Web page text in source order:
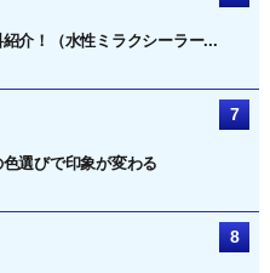
介！（水性ミラクシーラー...
選びで印象が変わる